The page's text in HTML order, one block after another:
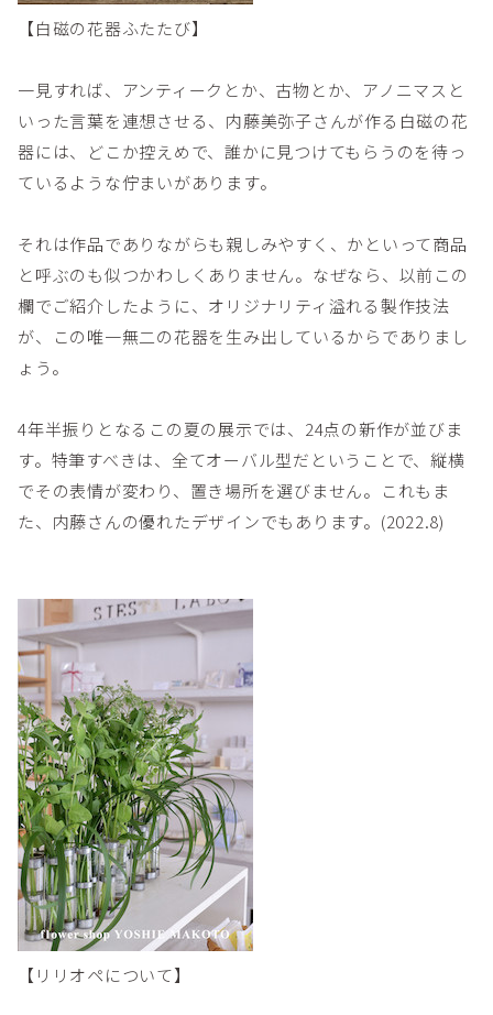
【白磁の花器ふたたび】
一見すれば、アンティークとか、古物とか、アノニマスと
いった言葉を連想させる、内藤美弥子さんが作る白磁の花
器には、どこか控えめで、誰かに見つけてもらうのを待っ
ているような佇まいがあります。
それは作品でありながらも親しみやすく、かといって商品
と呼ぶのも似つかわしくありません。なぜなら、以前この
欄でご紹介したように、オリジナリティ溢れる製作技法
が、この唯一無二の花器を生み出しているからでありまし
ょう。
4年半振りとなるこの夏の展示では、24点の新作が並びま
す。特筆すべきは、全てオーバル型だということで、縦横
でその表情が変わり、置き場所を選びません。これもま
た、内藤さんの優れたデザインでもあります。(2022.8)
【リリオペについて】